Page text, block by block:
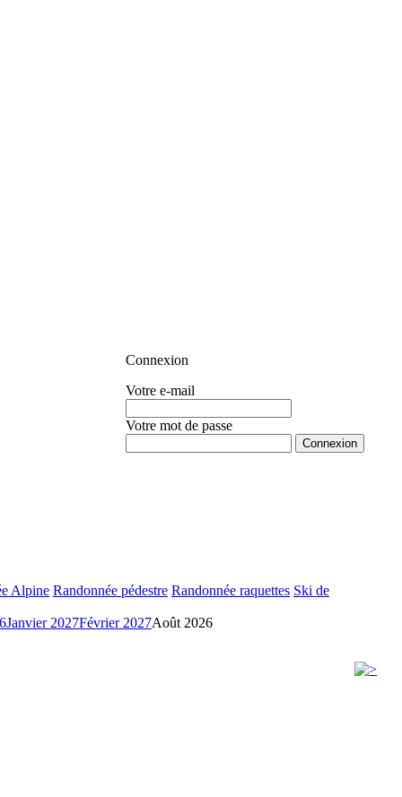
Connexion
Votre e-mail
Votre mot de passe
Alpine Randonnée pédestre Randonnée raquettes Ski de
Janvier 2027Février 2027Août 2026